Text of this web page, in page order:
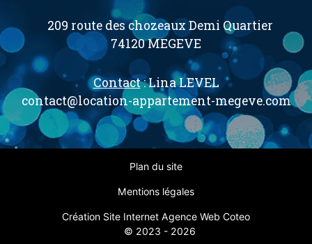
209 route des chozeaux Demi Quartier
74120 MEGEVE
Contact: Lina LEVEL
contact@location-appartement-megeve.com
Plan du site
Mentions légales
Création Site Internet Agence Web Coteo
© 2023 - 2026